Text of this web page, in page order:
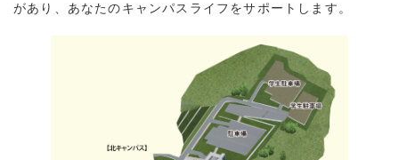
があり、あなたのキャンパスライフをサポートします。